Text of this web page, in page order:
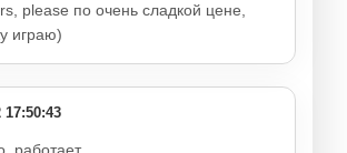
please по очень сладкой цене,
играю)
17:50:43